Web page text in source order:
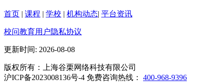
首页 | 课程 | 学校 | 机构动态| 平台资讯
校问教育用户隐私协议
更新时间: 2026-08-08
版权所有：上海谷栗网络科技有限公司
沪ICP备2023008136号-4 免费咨询热线： 400-968-9396